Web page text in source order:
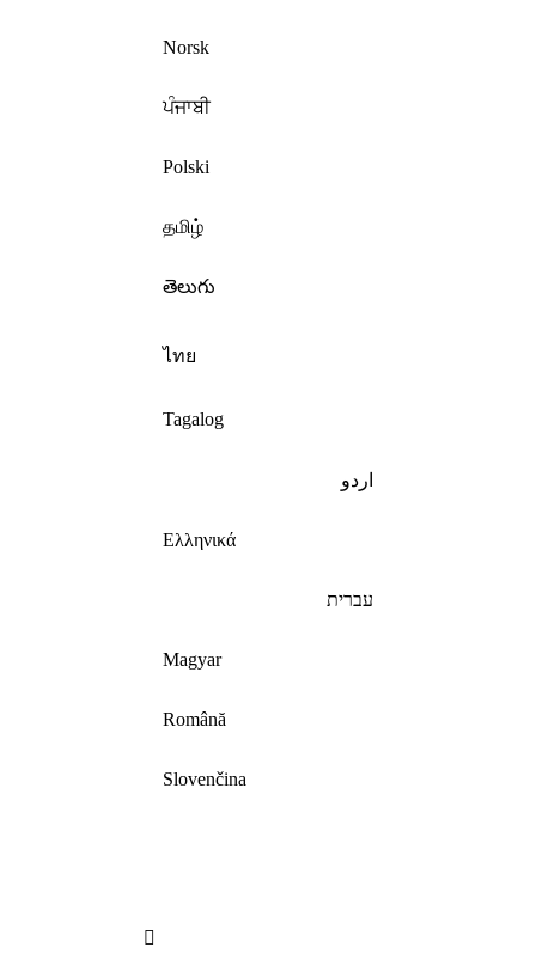
Norsk
ਪੰਜਾਬੀ
Polski
தமிழ்
తెలుగు
ไทย
Tagalog
اردو
Ελληνικά
עברית
Magyar
Română
Slovenčina
